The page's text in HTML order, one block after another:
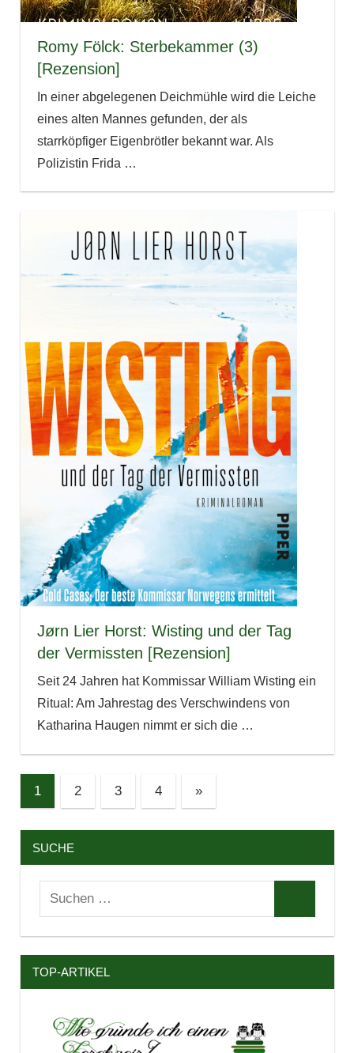
Romy Fölck: Sterbekammer (3)
[Rezension]
In einer abgelegenen Deichmühle wird die Leiche
eines alten Mannes gefunden, der als
starrköpfiger Eigenbrötler bekannt war. Als
Polizistin Frida …
Jørn Lier Horst: Wisting und der Tag
der Vermissten [Rezension]
Seit 24 Jahren hat Kommissar William Wisting ein
Ritual: Am Jahrestag des Verschwindens von
Katharina Haugen nimmt er sich die …
Seitennummerierung
Beiträge
1 2 3 4
Nächste
Beiträge
»
SUCHE
Suchen
TOP-ARTIKEL